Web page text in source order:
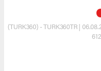
(TURK360) - TURK360TR |